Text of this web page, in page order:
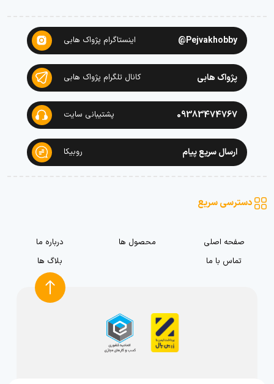
Pejvakhobby@ اینستاگرام پژواک هابی
پژواک هابی کانال تلگرام پژواک هابی
09383474767 پشتیبانی سایت
ارسال سریع پیام روبیکا
دسترسی سریع
صفحه اصلی محصول ها
درباره ما
تماس با ما
بلاگ ها